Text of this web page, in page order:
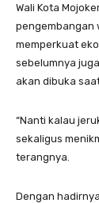
Wali Kota
pengembangan
memperkuat
sebelumnya
akan dibuka
“Nanti kalau
sekaligus
terangnya.
Dengan